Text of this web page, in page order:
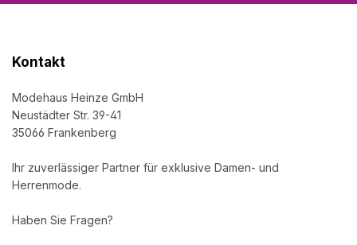
Kontakt
Modehaus Heinze GmbH
Neustädter Str. 39-41
35066 Frankenberg
Ihr zuverlässiger Partner für exklusive Damen- und
Herrenmode.
Haben Sie Fragen?